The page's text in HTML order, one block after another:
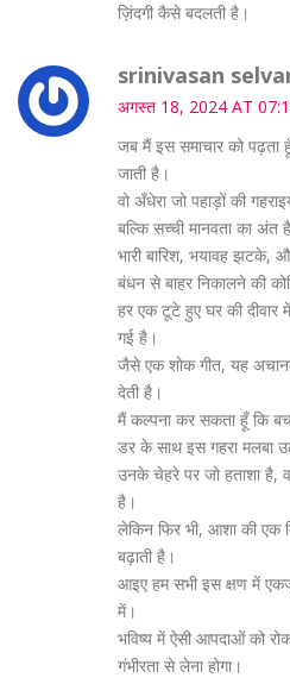
ज़िंदगी कैसे बदलती है।
srinivasan
अगस्त 18, 2024 AT 07:18
जब मैं इस समाचार को पढ़ता
जाती है।
वो अँधेरा जो पहाड़ों की
बल्कि सच्ची मानवता का अंत
भारी बारिश, भयावह झटके,
बंधन से बाहर निकालने की
हर एक टूटे हुए घर की
गई है।
जैसे एक शोक गीत, यह
देती है।
मैं कल्पना कर सकता हूँ कि
डर के साथ इस गहरा मलबा
उनके चेहरे पर जो हताशा है,
है।
लेकिन फिर भी, आशा की एक
बढ़ाती है।
आइए हम सभी इस क्षण में
में।
भविष्य में ऐसी आपदाओं को
गंभीरता से लेना होगा।